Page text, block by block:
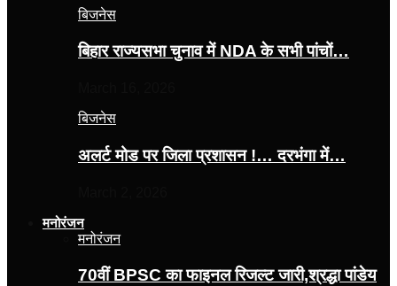
बिजनेस
बिहार राज्यसभा चुनाव में NDA के सभी पांचों…
बिजनेस
अलर्ट मोड पर जिला प्रशासन !… दरभंगा में…
मनोरंजन
मनोरंजन
70वीं BPSC का फाइनल रिजल्ट जारी,श्रद्धा पांडेय